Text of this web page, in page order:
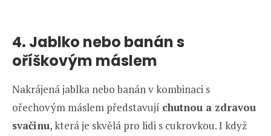
4. Jablko nebo banán s
oříškovým máslem
Nakrájená jablka nebo banán v kombinaci s
ořechovým máslem představují chutnou a zdravou
svačinu, která je skvělá pro lidi s cukrovkou. I když